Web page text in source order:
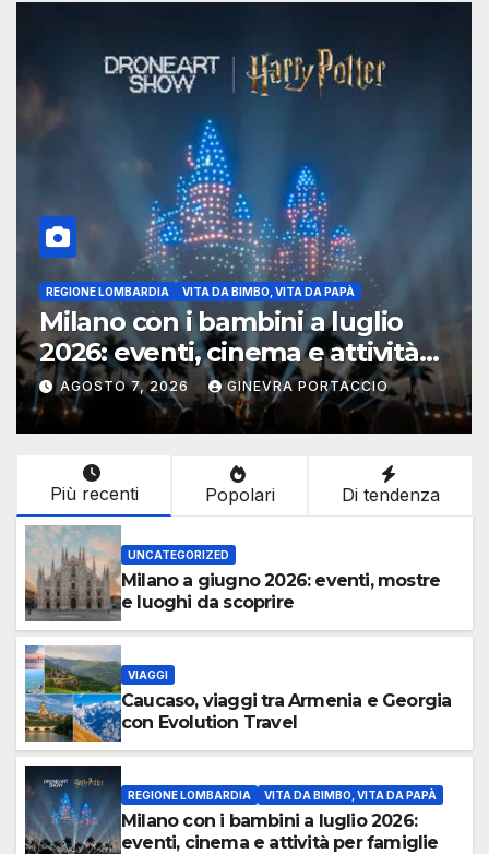
REGIONE LOMBARDIA VITA DA BIMBO, VITA DA PAPÀ
Milano con i bambini a luglio
2026: eventi, cinema e attività
per famiglie
AGOSTO 7, 2026 GINEVRA PORTACCIO
Più recenti Popolari Di tendenza
UNCATEGORIZED
Milano a giugno 2026: eventi, mostre
e luoghi da scoprire
VIAGGI
Caucaso, viaggi tra Armenia e Georgia
con Evolution Travel
REGIONE LOMBARDIA VITA DA BIMBO, VITA DA PAPÀ
Milano con i bambini a luglio 2026:
eventi, cinema e attività per famiglie